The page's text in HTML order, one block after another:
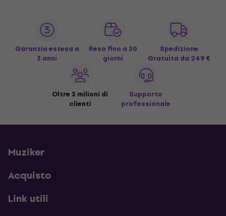
Garanzia estesa a
3 anni
Reso fino a 30
giorni
Spedizione
Gratuita da 249 €
Oltre 3 milioni di
clienti
Supporto
professionale
Muziker
Acquisto
Link utili